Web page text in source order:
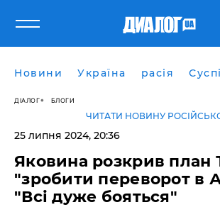
Новини Україна расія
ДІАЛОГ БЛОГИ
ЧИТАТИ НОВИНУ
25 липня 2024, 20:36
Яковина розкрив план
"зробити переворот в
"Всі дуже бояться"